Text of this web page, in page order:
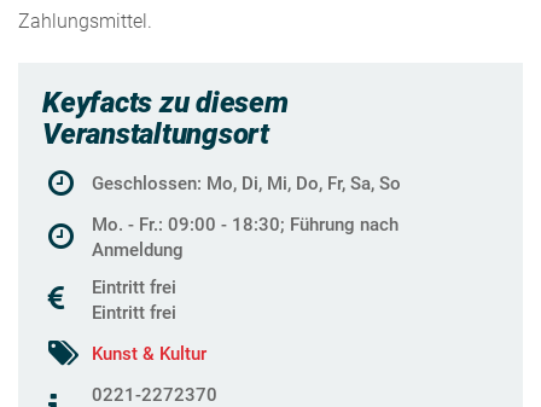
Zahlungsmittel.
Keyfacts zu diesem
Veranstaltungsort
Geschlossen: Mo, Di, Mi, Do, Fr, Sa, So
Mo. - Fr.: 09:00 - 18:30; Führung nach
Anmeldung
Eintritt frei
Eintritt frei
Kunst & Kultur
0221-2272370